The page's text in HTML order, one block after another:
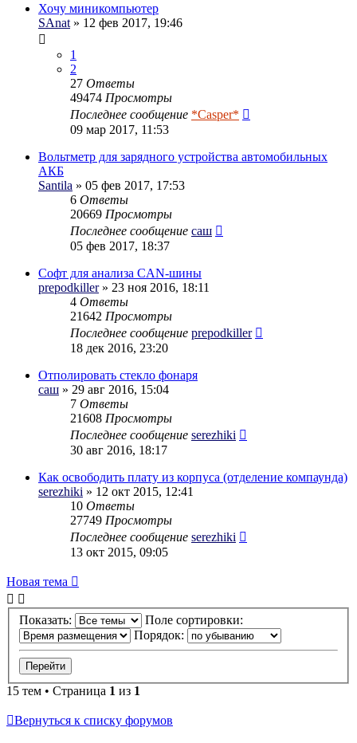
Хочу миникомпьютер
SAnat » 12 фев 2017, 19:46
1
2
27 Ответы
49474 Просмотры
Последнее сообщение *Casper*
09 мар 2017, 11:53
Вольтметр для зарядного устройства автомобильных
АКБ
Santila » 05 фев 2017, 17:53
6 Ответы
20669 Просмотры
Последнее сообщение саш
05 фев 2017, 18:37
Софт для анализа CAN-шины
prepodkiller» 23 ноя 2016, 18:11
4 Ответы
21642 Просмотры
Последнее сообщение prepodkiller
18 дек 2016, 23:20
Отполировать стекло фонаря
саш » 29 авг 2016, 15:04
7 Ответы
21608 Просмотры
Последнее сообщение serezhiki
30 авг 2016, 18:17
Как освободить плату из корпуса (отделение компаунда)
serezhiki » 12 окт 2015, 12:41
10 Ответы
27749 Просмотры
Последнее сообщение serezhiki
13 окт 2015, 09:05
Новая тема
Показать:
Поле сортировки:
Порядок:
15 тем • Страница 1 из 1
Вернуться к списку форумов